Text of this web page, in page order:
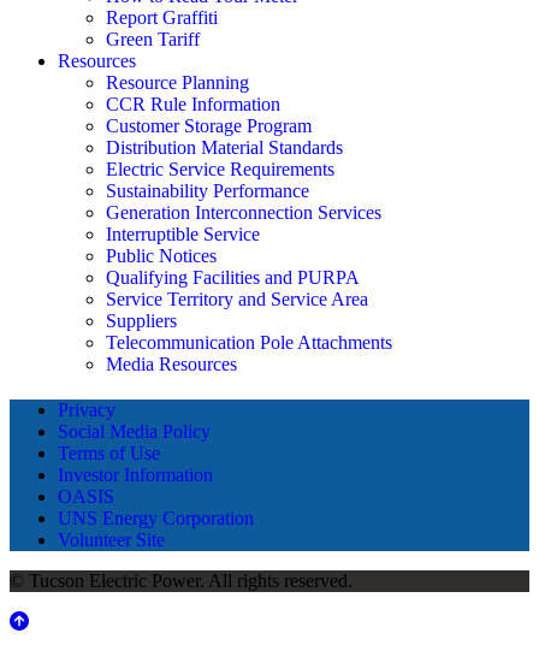
Report Graffiti
Green Tariff
Resources
Resource Planning
CCR Rule Information
Customer Storage Program
Distribution Material Standards
Electric Service Requirements
Sustainability Performance
Generation Interconnection Services
Interruptible Service
Public Notices
Qualifying Facilities and PURPA
Service Territory and Service Area
Suppliers
Telecommunication Pole Attachments
Media Resources
Privacy
Social Media Policy
Terms of Use
Investor Information
OASIS
UNS Energy Corporation
Volunteer Site
© Tucson Electric Power. All rights reserved.